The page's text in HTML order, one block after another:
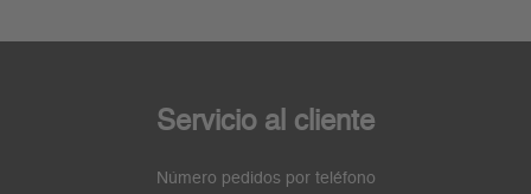
Servicio al cliente
Número pedidos por teléfono